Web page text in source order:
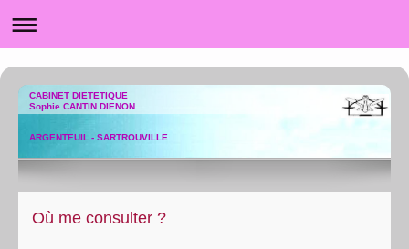
CABINET DIETETIQUE
Sophie CANTIN DIENON
ARGENTEUIL - SARTROUVILLE
Où me consulter ?